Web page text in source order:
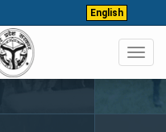
English